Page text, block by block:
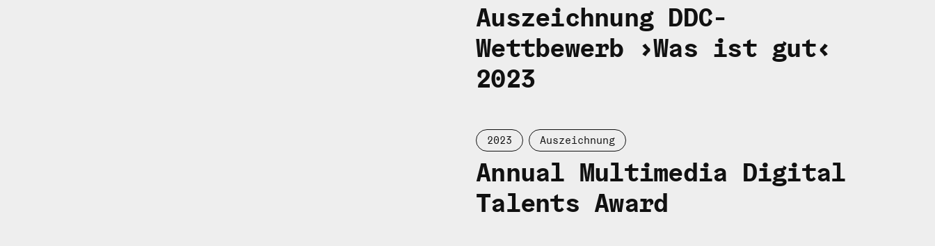
Auszeichnung DDC-
Wettbewerb ›Was ist gut‹
2023
2023 Auszeichnung
Annual Multimedia Digital
Talents Award